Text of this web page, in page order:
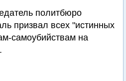
политбюро
призвал всех "истинных
самоубийствам на